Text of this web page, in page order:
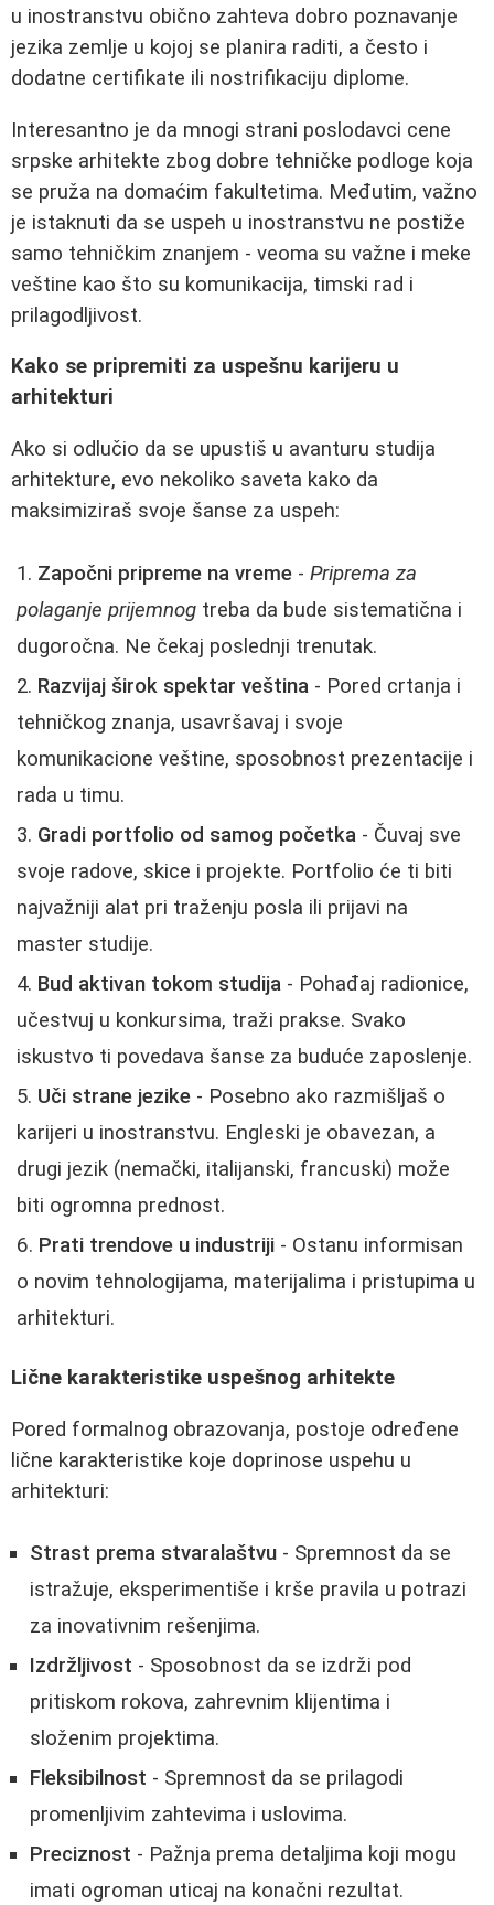
u inostranstvu obično zahteva dobro poznavanje
jezika zemlje u kojoj se planira raditi, a često i
dodatne certifikate ili nostrifikaciju diplome.
Interesantno je da mnogi strani poslodavci cene
srpske arhitekte zbog dobre tehničke podloge koja
se pruža na domaćim fakultetima. Međutim, važno
je istaknuti da se uspeh u inostranstvu ne postiže
samo tehničkim znanjem - veoma su važne i meke
veštine kao što su komunikacija, timski rad i
prilagodljivost.
Kako se pripremiti za uspešnu karijeru u
arhitekturi
Ako si odlučio da se upustiš u avanturu studija
arhitekture, evo nekoliko saveta kako da
maksimiziraš svoje šanse za uspeh:
Započni pripreme na vreme - Priprema za
polaganje prijemnog treba da bude sistematična i
dugoročna. Ne čekaj poslednji trenutak.
Razvijaj širok spektar veština - Pored crtanja i
tehničkog znanja, usavršavaj i svoje
komunikacione veštine, sposobnost prezentacije i
rada u timu.
Gradi portfolio od samog početka - Čuvaj sve
svoje radove, skice i projekte. Portfolio će ti biti
najvažniji alat pri traženju posla ili prijavi na
master studije.
Bud aktivan tokom studija - Pohađaj radionice,
učestvuj u konkursima, traži prakse. Svako
iskustvo ti povedava šanse za buduće zaposlenje.
Uči strane jezike - Posebno ako razmišljaš o
karijeri u inostranstvu. Engleski je obavezan, a
drugi jezik (nemački, italijanski, francuski) može
biti ogromna prednost.
Prati trendove u industriji - Ostanu informisan
o novim tehnologijama, materijalima i pristupima u
arhitekturi.
Lične karakteristike uspešnog arhitekte
Pored formalnog obrazovanja, postoje određene
lične karakteristike koje doprinose uspehu u
arhitekturi:
Strast prema stvaralaštvu - Spremnost da se
istražuje, eksperimentiše i krše pravila u potrazi
za inovativnim rešenjima.
Izdržljivost - Sposobnost da se izdrži pod
pritiskom rokova, zahrevnim klijentima i
složenim projektima.
Fleksibilnost - Spremnost da se prilagodi
promenljivim zahtevima i uslovima.
Preciznost - Pažnja prema detaljima koji mogu
imati ogroman uticaj na konačni rezultat.